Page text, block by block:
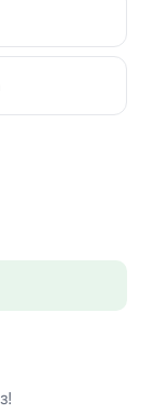
басталады